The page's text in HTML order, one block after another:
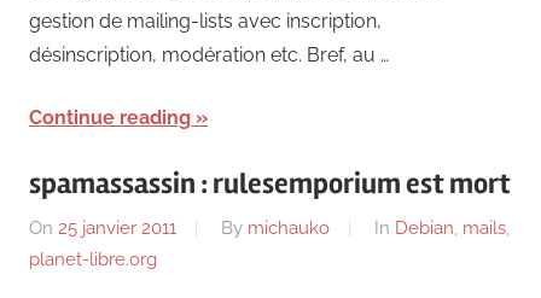
gestion de mailing-lists avec inscription,
désinscription, modération etc. Bref, au …
Continue reading
spamassassin : rulesemporium est mort
On 25 janvier 2011 By michauko In Debian, mails,
planet-libre.org